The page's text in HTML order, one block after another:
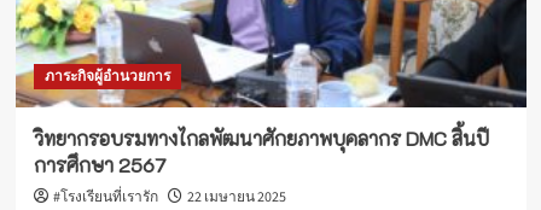
สัมภาษณ์)
ภาระกิจผู้อำนวยการ
วิทยากรอบรมทางไกลพัฒนาศักยภาพบุคลากร DMC สิ้นปี
การศึกษา 2567
#โรงเรียนที่เรารัก 22 เมษายน 2025